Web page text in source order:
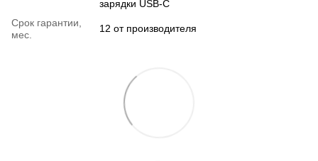
зарядки USB-C
Срок гарантии,
мес.
12 от производителя